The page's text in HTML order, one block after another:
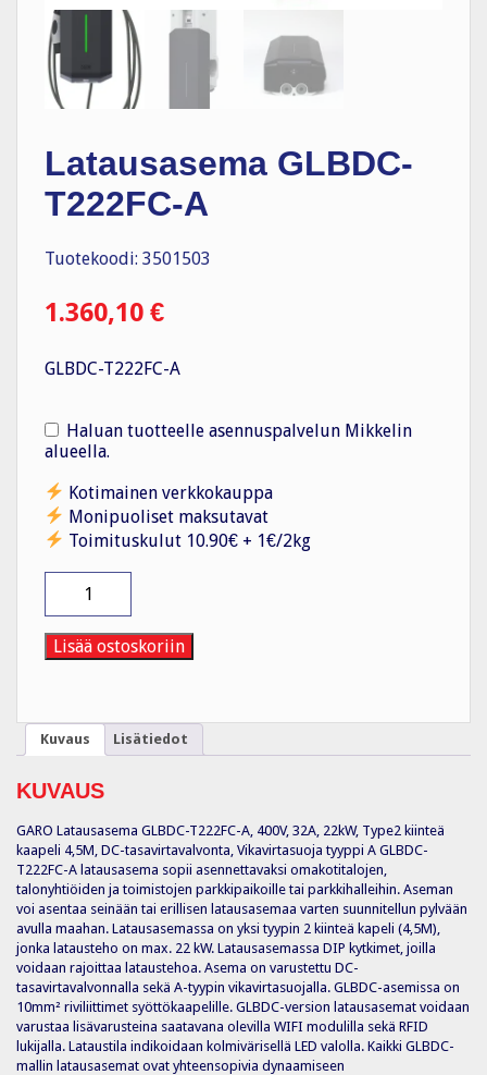
Latausasema GLBDC-
T222FC-A
Tuotekoodi: 3501503
1.360,10 €
GLBDC-T222FC-A
Haluan tuotteelle asennuspalvelun Mikkelin
alueella.
Kotimainen verkkokauppa
Monipuoliset maksutavat
Toimituskulut 10.90€ + 1€/2kg
GLBDC-
T222FC-
määrä
Lisää ostoskoriin
Kuvaus Lisätiedot
KUVAUS
GARO Latausasema GLBDC-T222FC-A, 400V, 32A, 22kW, Type2 kiinteä
kaapeli 4,5M, DC-tasavirtavalvonta, Vikavirtasuoja tyyppi A GLBDC-
T222FC-A latausasema sopii asennettavaksi omakotitalojen,
talonyhtiöiden ja toimistojen parkkipaikoille tai parkkihalleihin. Aseman
voi asentaa seinään tai erillisen latausasemaa varten suunnitellun pylvään
avulla maahan. Latausasemassa on yksi tyypin 2 kiinteä kapeli (4,5M),
jonka latausteho on max. 22 kW. Latausasemassa DIP kytkimet, joilla
voidaan rajoittaa lataustehoa. Asema on varustettu DC-
tasavirtavalvonnalla sekä A-tyypin vikavirtasuojalla. GLBDC-asemissa on
10mm² riviliittimet syöttökaapelille. GLBDC-version latausasemat voidaan
varustaa lisävarusteina saatavana olevilla WIFI modulilla sekä RFID
lukijalla. Lataustila indikoidaan kolmivärisellä LED valolla. Kaikki GLBDC-
mallin latausasemat ovat yhteensopivia dynaamiseen